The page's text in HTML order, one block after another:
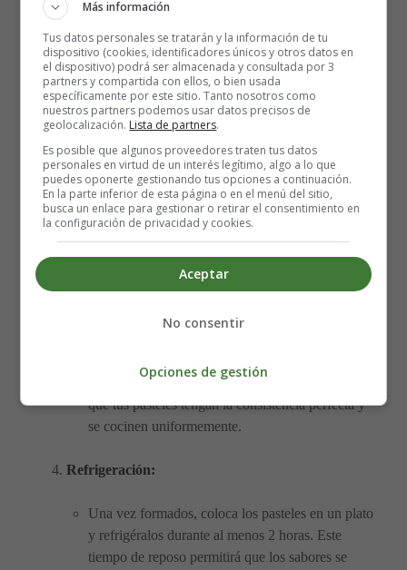
verde (si decides utilizarlo). Este paso opcional le
dará un toque de picante adicional a tus pasteles,
¡pero cuidado con no pasarte si no eres fanático
del picante!
Mezcla de ingredientes:
En un procesador de alimentos, combina todos
los ingredientes (excepto la harina) hasta obtener
una mezcla fina y homogénea. Asegúrate de que
todos los componentes estén bien integrados para
Formación de los pasteles:
tortas redondas. Este paso es crucial para asegurar
que tus pasteles tengan la consistencia perfecta y
se cocinen uniformemente.
Refrigeración:
Una vez formados, coloca los pasteles en un plato
y refrigéralos durante al menos 2 horas. Este
tiempo de reposo permitirá que los sabores se
Más información
Tus datos personales se tratarán y la información de tu
dispositivo (cookies, identificadores únicos y otros datos en
el dispositivo) podrá ser almacenada y consultada por 3
partners y compartida con ellos, o bien usada
específicamente por este sitio. Tanto nosotros como
nuestros partners podemos usar datos precisos de
geolocalización. Lista de partners.
Es posible que algunos proveedores traten tus datos
personales en virtud de un interés legítimo, algo a lo que
puedes oponerte gestionando tus opciones a continuación.
En la parte inferior de esta página o en el menú del sitio,
busca un enlace para gestionar o retirar el consentimiento en
la configuración de privacidad y cookies.
Aceptar
No consentir
Opciones de gestión